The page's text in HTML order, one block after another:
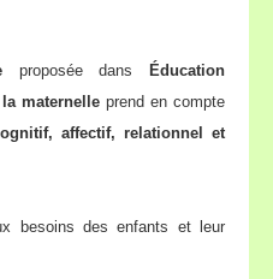
proposée dans
Éducation
maternelle prend en compte
affectif, relationnel et
besoins des enfants et leur